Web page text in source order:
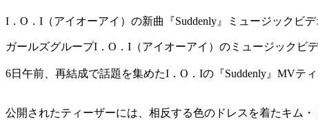
I．O．I（アイオーアイ）の新曲『Suddenly』ミュージックビ
ガールズグループI．O．I（アイオーアイ）のミュージックビ
6日午前、再結成で話題を集めたI．O．Iの『Suddenly』MVテ
公開されたティーザーには、相反する色のドレスを着たキム・